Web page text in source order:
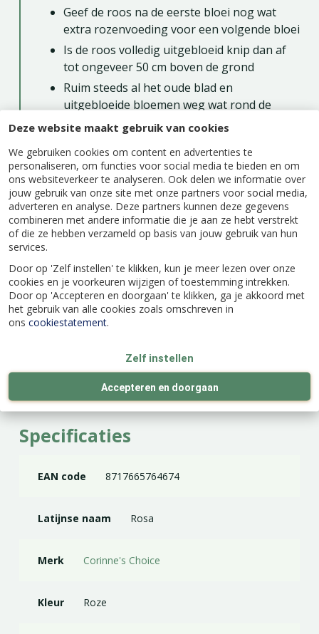
Deze website maakt gebruik van cookies
We gebruiken cookies om content en advertenties te
personaliseren, om functies voor social media te bieden en om
ons websiteverkeer te analyseren. Ook delen we informatie over
jouw gebruik van onze site met onze partners voor social media,
adverteren en analyse. Deze partners kunnen deze gegevens
combineren met andere informatie die je aan ze hebt verstrekt
of die ze hebben verzameld op basis van jouw gebruik van hun
services.
Door op 'Zelf instellen' te klikken, kun je meer lezen over onze
cookies en je voorkeuren wijzigen of toestemming intrekken.
Door op 'Accepteren en doorgaan' te klikken, ga je akkoord met
het gebruik van alle cookies zoals omschreven in
ons cookiestatement.
Zelf instellen
Accepteren en doorgaan
Geef de roos na de eerste bloei nog wat
extra rozenvoeding voor een volgende bloei
Is de roos volledig uitgebloeid knip dan af
tot ongeveer 50 cm boven de grond
Ruim steeds al het oude blad en
uitgebloeide bloemen weg wat rond de
plant op de grond ligt
Een roos in de volle grond planten
Je kunt het hele jaar door een roos planten
alleen niet bij vorst.
Graaf een ruim gat in de volle grond
Vul het gat gedeeltelijk aan met
Verwijder de plastic pot van de roos
Dompel de kluit van de roos in water
Zet de roos in het gat
Specificaties
EAN code 8717665764674
Latijnse naam Rosa
Merk Corinne's Choice
Kleur Roze